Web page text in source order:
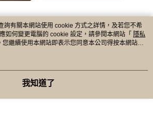
詢有關本網站使用 cookie 方式之詳情，及若您不希
如何變更電腦的 cookie 設定，請參閱本網站「 隱私
您繼續使用本網站即表示您同意本公司得按本網站使
。
我知道了